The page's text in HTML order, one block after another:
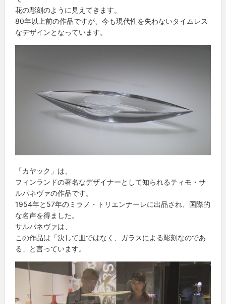
花の彫刻のように見えてきます。
80年以上前の作品ですが、今も現代性を失わないタイムレス
なデザインとなっています。
「カヤック」は、
フィンランドの著名なデザイナーとして知られるティモ・サ
ルパネヴァの作品です。
1954年と57年のミラノ・トリエンナーレに出品され、国際的
な名声を得ました。
サルパネヴァは、
この作品は「決して皿ではなく、ガラスによる彫刻なのであ
る」と言っています。